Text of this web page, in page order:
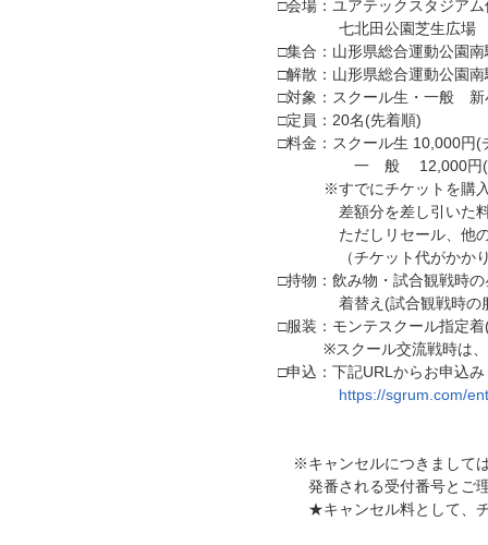
□会場：ユアテックスタジア
七北田公園芝生広場
□集合：山形県総合運動公園
□解散：山形県総合運動公園
□対象：スクール生・一般 新
□定員：20名(先着順)
□料金：スクール生 10,000
一 般 12,000円(チケッ
※すでにチケットを購入さ
差額分を差し引いた料金
ただしリセール、他の方
（チケット代がかかり
□持物：飲み物・試合観戦時
着替え(試合観戦時の
□服装：モンテスクール指定
※スクール交流戦時は、
□申込：下記URLからお申込
https://sgrum.com/
※キャンセルにつきまして
発番される受付番号とご理
★キャンセル料として、チ